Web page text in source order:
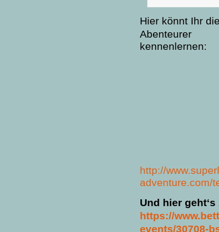
Hier könnt Ihr
Abenteurer
kennenlernen:
http://
adventure.com/
Und hier
https://
events/30708-